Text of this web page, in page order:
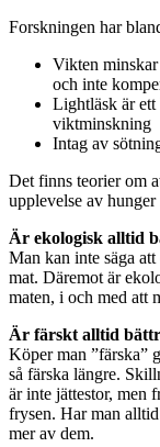
Forskningen har
Vikten minskar
och inte
Lightläsk är ett
viktminskning
Intag av
Det finns teorier om
upplevelse av hunger
Är ekologisk alltid
Man kan inte säga
mat. Däremot är
maten, i och med att
Är färskt alltid
Köper man ”färska”
så färska längre.
är inte jättestor, men
frysen. Har man
mer av dem.